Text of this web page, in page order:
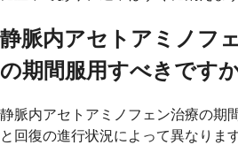
静脈内アセトアミノフ
の期間服用すべきです
静脈内アセトアミノフェン治療の期
と回復の進行状況によって異なりま